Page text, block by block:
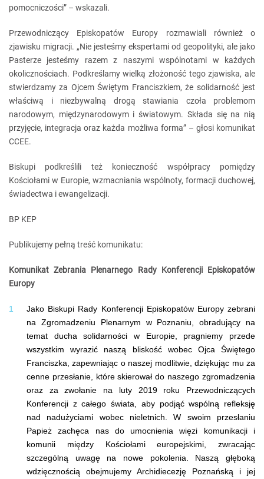
pomocniczości” – wskazali.
Przewodniczący Episkopatów Europy rozmawiali również o
zjawisku migracji. „Nie jesteśmy ekspertami od geopolityki, ale jako
Pasterze jesteśmy razem z naszymi wspólnotami w każdych
okolicznościach. Podkreślamy wielką złożoność tego zjawiska, ale
stwierdzamy za Ojcem Świętym Franciszkiem, że solidarność jest
właściwą i niezbywalną drogą stawiania czoła problemom
narodowym, międzynarodowym i światowym. Składa się na nią
przyjęcie, integracja oraz każda możliwa forma” – głosi komunikat
CCEE.
Biskupi podkreślili też konieczność współpracy pomiędzy
Kościołami w Europie, wzmacniania wspólnoty, formacji duchowej,
świadectwa i ewangelizacji.
BP KEP
Publikujemy pełną treść komunikatu:
Komunikat Zebrania Plenarnego Rady Konferencji Episkopatów
Europy
Jako Biskupi Rady Konferencji Episkopatów Europy zebrani
na Zgromadzeniu Plenarnym w Poznaniu, obradujący na
temat ducha solidarności w Europie, pragniemy przede
wszystkim wyrazić naszą bliskość wobec Ojca Świętego
Franciszka, zapewniając o naszej modlitwie, dziękując mu za
cenne przesłanie, które skierował do naszego zgromadzenia
oraz za zwołanie na luty 2019 roku Przewodniczących
Konferencji z całego świata, aby podjąć wspólną refleksję
nad nadużyciami wobec nieletnich. W swoim przesłaniu
Papież zachęca nas do umocnienia więzi komunikacji i
komunii między Kościołami europejskimi, zwracając
szczególną uwagę na nowe pokolenia. Naszą głęboką
wdzięcznością obejmujemy Archidiecezję Poznańską i jej